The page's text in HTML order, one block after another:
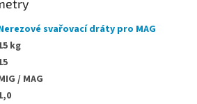
svařovací dráty pro MAG
kg
/ MAG